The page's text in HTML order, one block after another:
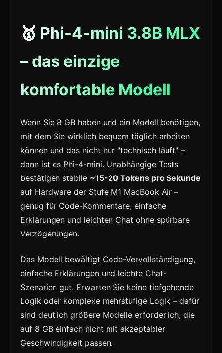
🥇 Phi-4-mini 3.8B MLX
– das einzige
komfortable Modell
Wenn Sie 8 GB haben und ein Modell benötigen,
mit dem Sie wirklich bequem täglich arbeiten
können und das nicht nur "technisch läuft" –
dann ist es Phi-4-mini. Unabhängige Tests
bestätigen stabile ~15-20 Tokens pro Sekunde
auf Hardware der Stufe M1 MacBook Air –
genug für Code-Kommentare, einfache
Erklärungen und leichten Chat ohne spürbare
Verzögerungen.
Das Modell bewältigt Code-Vervollständigung,
einfache Erklärungen und leichte Chat-
Szenarien gut. Erwarten Sie keine tiefgehende
Logik oder komplexe mehrstufige Logik – dafür
sind deutlich größere Modelle erforderlich, die
auf 8 GB einfach nicht mit akzeptabler
Geschwindigkeit passen.